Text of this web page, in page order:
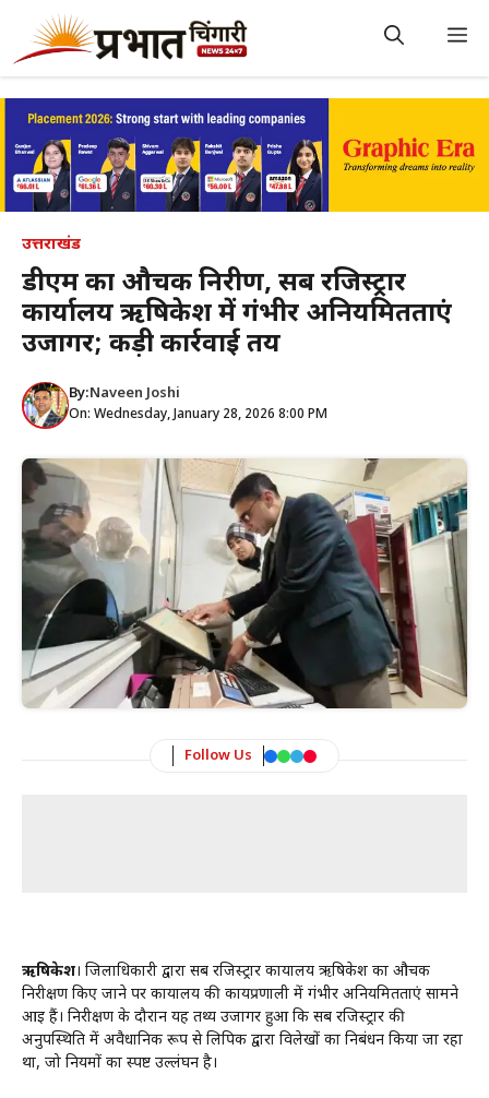
content
उत्तराखंड
डीएम का औचक निरीक्षण, सब रजिस्ट्रार
कार्यालय ऋषिकेश में गंभीर अनियमितताएं
उजागर; कड़ी कार्रवाई तय
By:Naveen Joshi
On: Wednesday, January 28, 2026 8:00 PM
Follow Us
ऋषिकेश। जिलाधिकारी द्वारा सब रजिस्ट्रार कार्यालय ऋषिकेश का औचक
निरीक्षण किए जाने पर कार्यालय की कार्यप्रणाली में गंभीर अनियमितताएं सामने
आई हैं। निरीक्षण के दौरान यह तथ्य उजागर हुआ कि सब रजिस्ट्रार की
अनुपस्थिति में अवैधानिक रूप से लिपिक द्वारा विलेखों का निबंधन किया जा रहा
था, जो नियमों का स्पष्ट उल्लंघन है।